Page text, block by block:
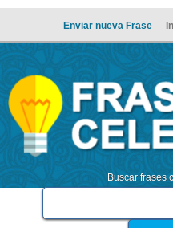
Enviar nueva Frase
Buscar frases